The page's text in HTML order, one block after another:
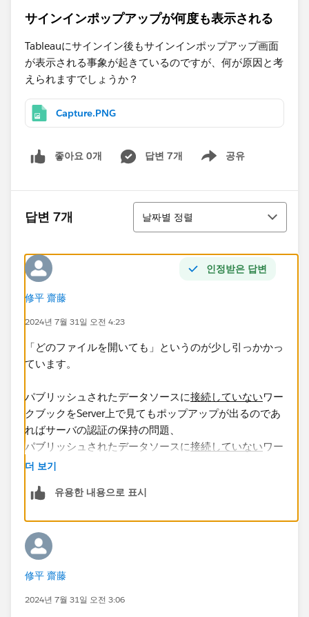
サインインポップアップが何度も表示される
Tableauにサインイン後もサインインポップアップ画面
が表示される事象が起きているのですが、何が原因と考
えられますでしょうか？
Capture.PNG
좋아요 0개 답변 7개 공유
Show menu
답변 7개
정렬
날짜별 정렬
인정받은 답변
修平 齋藤
2024년 7월 31일 오전 4:23
「どのファイルを開いても」というのが少し引っかかっ
ています。
パブリッシュされたデータソースに接続していないワー
クブックをServer上で見てもポップアップが出るのであ
ればサーバの認証の保持の問題、
パブリッシュされたデータソースに接続していないワー
クブックを見るときはポップアップが出ないというので
ます。
試しにサンプル-スーパーストアで適当なワークブック
を作ってパブリッシュし、それをブラウザでServerにサ
インインして閲覧してみると分かるかと思います。
더 보기
유용한 내용으로 표시
修平 齋藤
2024년 7월 31일 오전 3:06